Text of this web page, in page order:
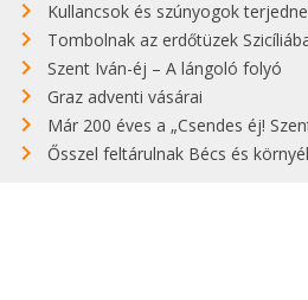
Kullancsok és szúnyogok
Tombolnak az erdőtüzek
Szent Iván-éj – A lángoló folyó
Graz adventi vásárai
Már 200 éves a „Csendes éj!
Ősszel feltárulnak Bécs és